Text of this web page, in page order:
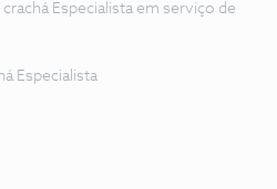
Especialista em serviço de
Especialista